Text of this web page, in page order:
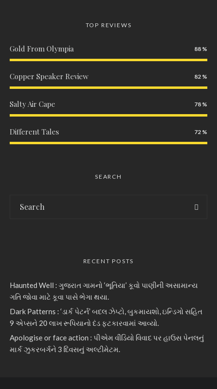
TOP REVIEWS
Gold From Olympia 88
Copper Speaker Review 82
Salty Air Cape 78
Different Tales 72
SEARCH
RECENT POSTS
Haunted Well : ગુજરાત ગામનો ‘ભૂતિયા’ કૂવો પાણીની અસામાન્ય
ગતિ જોવા માટે કૂવા પાસે ભેગા થયા.
Dark Patterns : ‘ડાર્ક પેટર્ન’ બદલ ઝેપ્ટો, બુકમાયશો, ઇન્ડિગો સહિત
9 એપ્સને 20 લાખ રૂપિયાનો દંડ ફટકારવામાં આવ્યો.
Apologise or face action : પીએમ વીડિયો વિવાદ પર હાઉસ પેનલનું
માર્ક ઝુકરબર્ગને 3 દિવસનું અલ્ટીમેટમ.